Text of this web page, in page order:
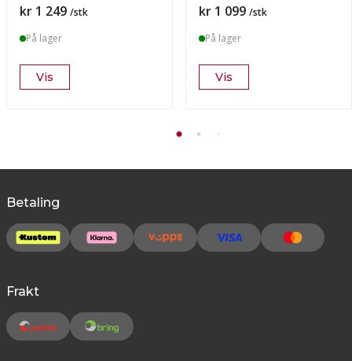
Pris
kr 1 249 /stk
På lager
Vis
Pris
kr 1 099 /stk
På lager
Vis
Betaling
Frakt